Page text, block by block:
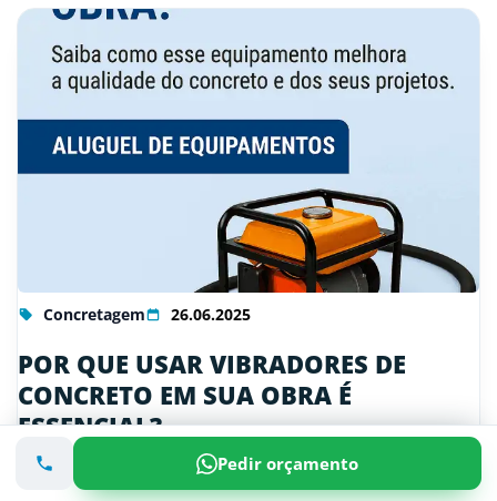
Concretagem 26.06.2025
POR QUE USAR VIBRADORES DE
CONCRETO EM SUA OBRA É
ESSENCIAL?
O vibrador de concreto é o equipamento que tira o ar
de dentro do concreto recém-lançado, evitando
Pedir orçamento